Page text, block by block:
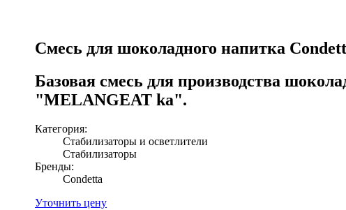
Смесь для шоколадного напитка
Базовая смесь для производства
"MELANGEAT ka".
Категория:
Cтабилизаторы и осветлители
Стабилизаторы
Бренды:
Condetta
Уточнить цену